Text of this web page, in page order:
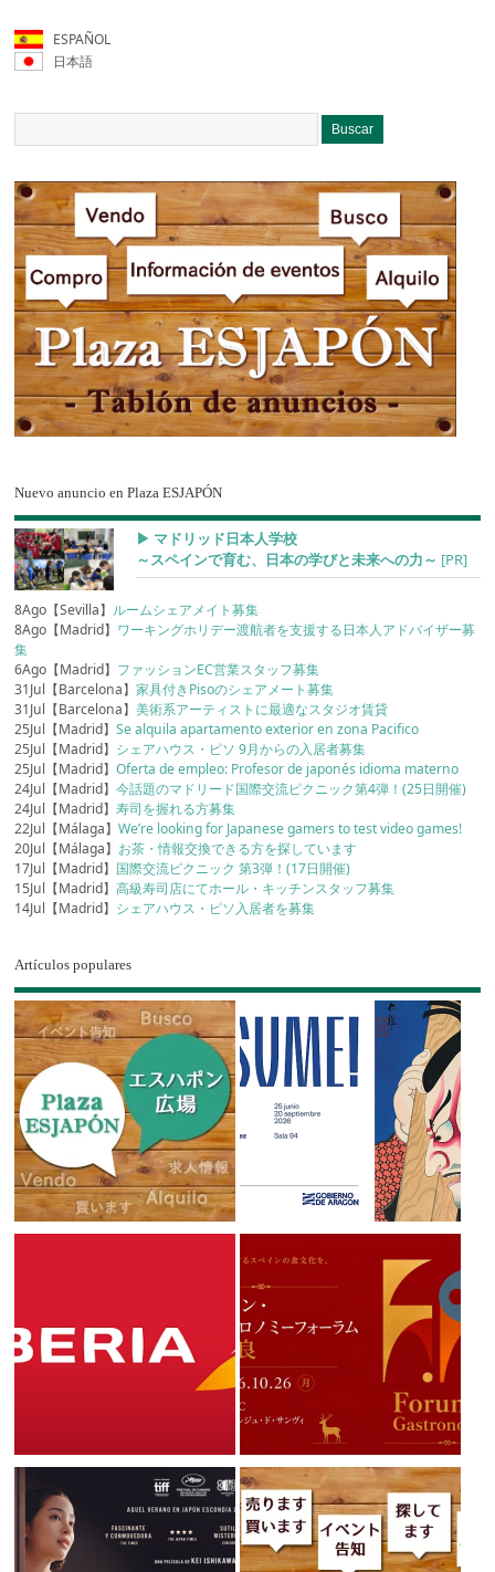
ESPAÑOL
日本語
Nuevo anuncio en Plaza ESJAPÓN
▶︎ マドリッド日本人学校
～スペインで育む、日本の学びと未来への力～ [PR]
8Ago【Sevilla】 ルームシェアメイト募集
8Ago【Madrid】 ワーキングホリデー渡航者を支援する日本人アドバイザー募
集
6Ago【Madrid】 ファッションEC営業スタッフ募集
31Jul【Barcelona】家具付きPisoのシェアメート募集
31Jul【Barcelona】美術系アーティストに最適なスタジオ賃貸
25Jul【Madrid】Se alquila apartamento exterior en zona Pacifico
25Jul【Madrid】 シェアハウス・ピソ 9月からの入居者募集
25Jul【Madrid】Oferta de empleo: Profesor de japonés idioma materno
24Jul【Madrid】今話題のマドリード国際交流ピクニック第4弾！(25日開催)
24Jul【Madrid】寿司を握れる方募集
22Jul【Málaga】We’re looking for Japanese gamers to test video games!
20Jul【Málaga】 お茶・情報交換できる方を探しています
17Jul【Madrid】 国際交流ピクニック 第3弾！(17日開催)
15Jul【Madrid】高級寿司店にてホール・キッチンスタッフ募集
14Jul【Madrid】 シェアハウス・ピソ入居者を募集
Artículos populares